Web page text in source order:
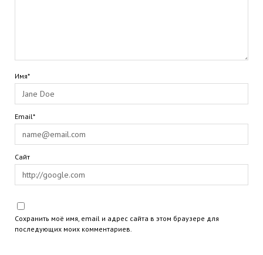
Имя*
Email*
Сайт
Сохранить моё имя, email и адрес сайта в этом браузере для
последующих моих комментариев.